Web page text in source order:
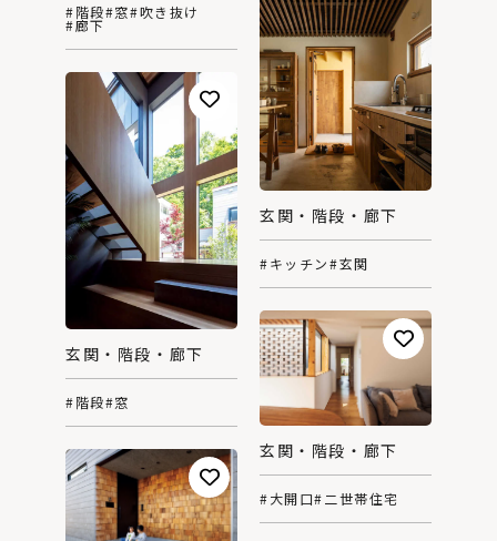
#階段#窓#吹き抜け
#廊下
玄関・階段・廊下
#キッチン#玄関
玄関・階段・廊下
#階段#窓
玄関・階段・廊下
#大開口#二世帯住宅